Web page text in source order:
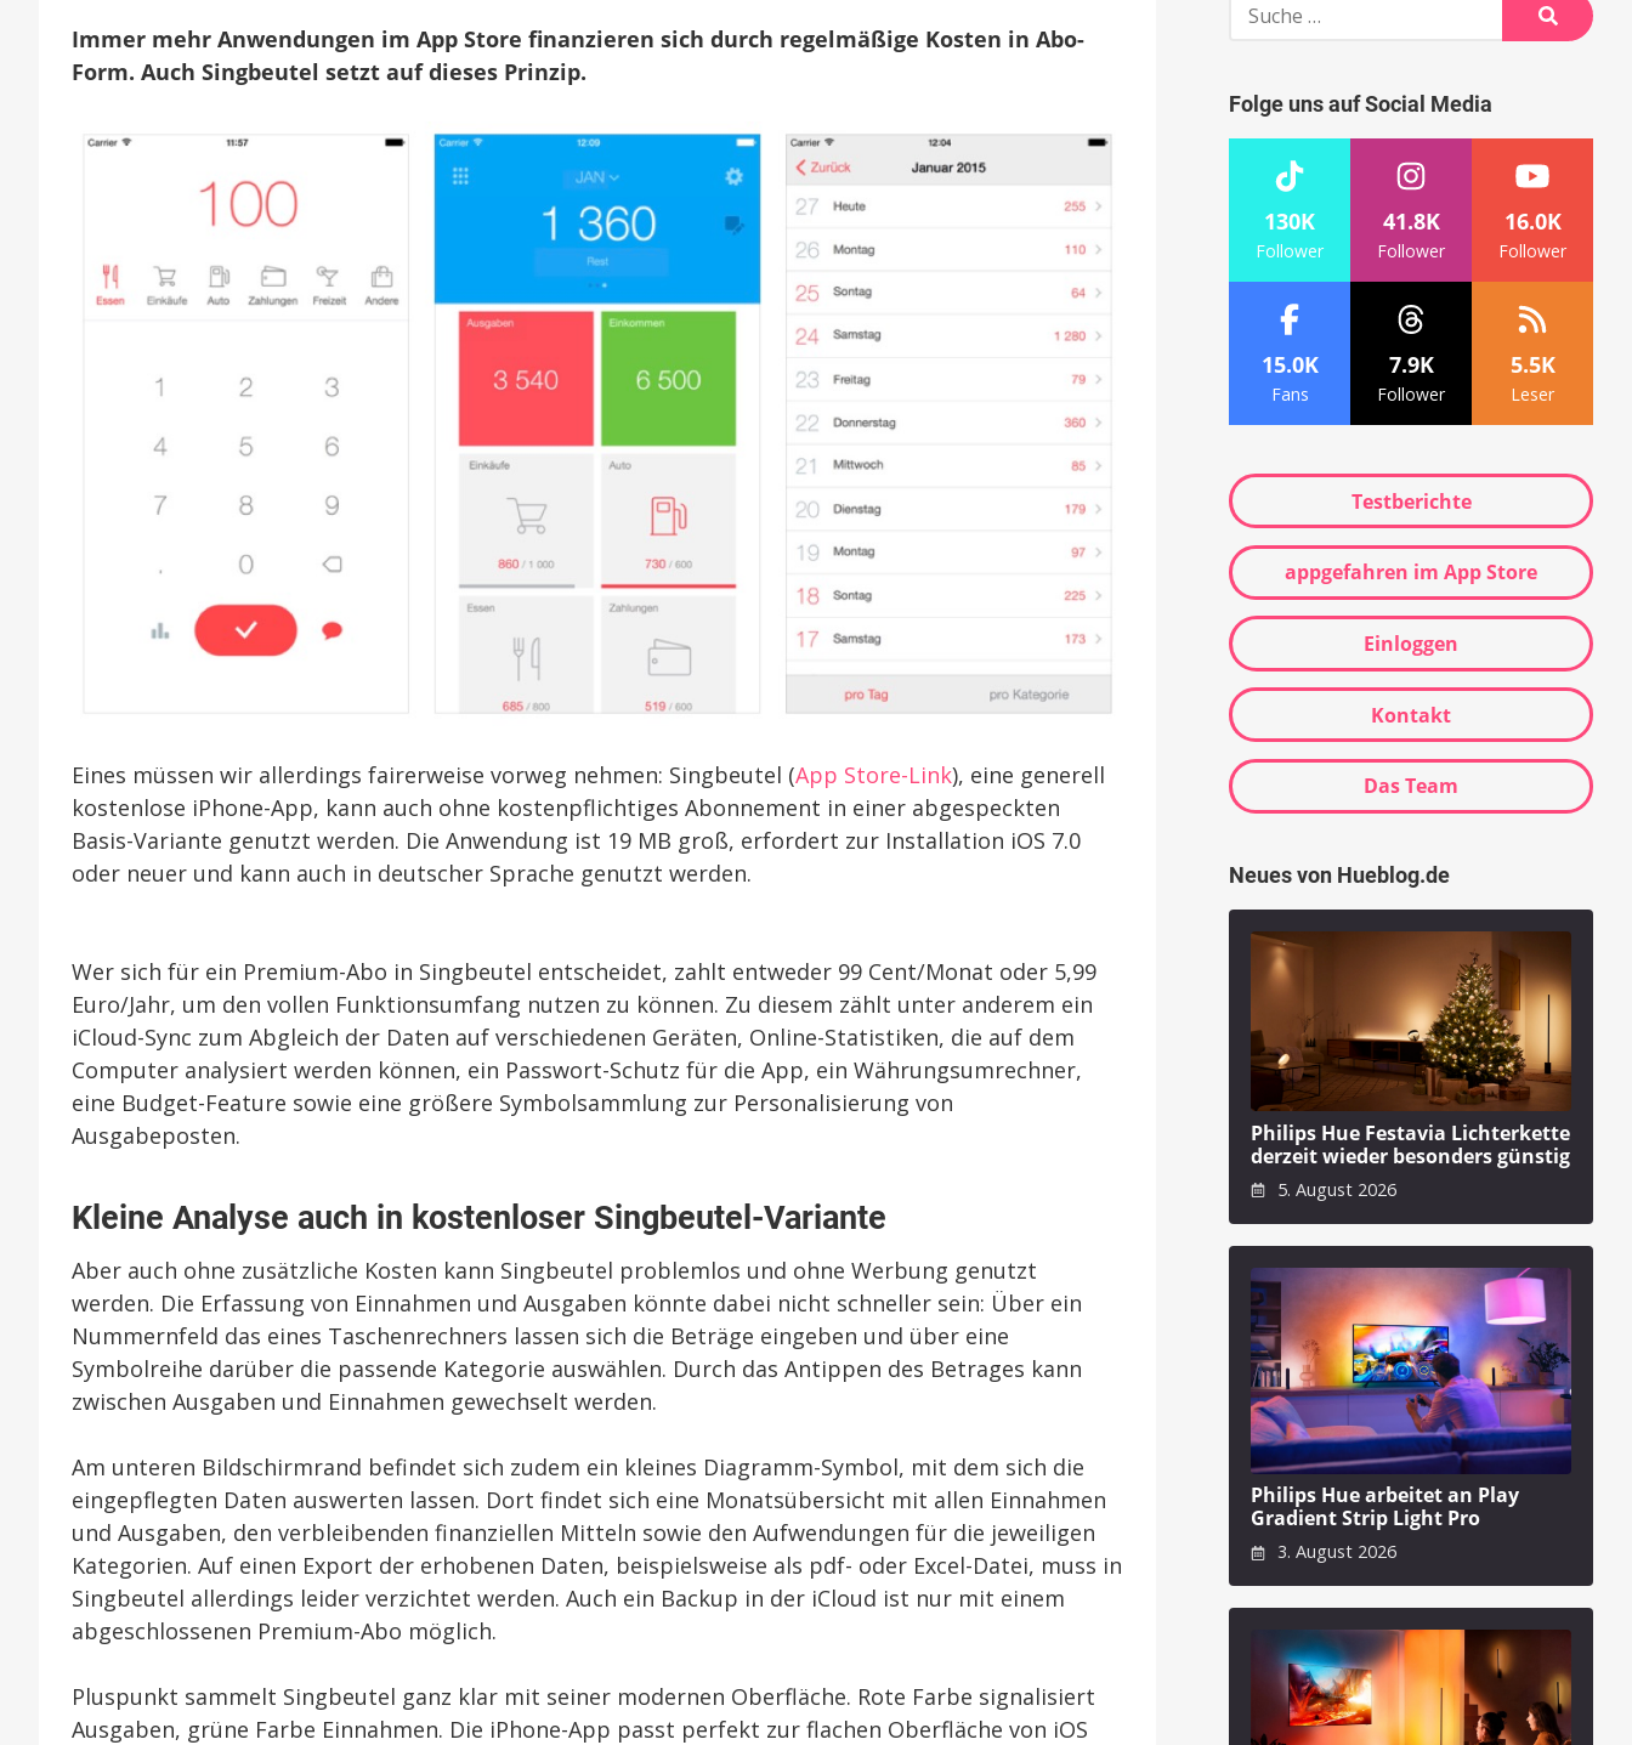
werden
Immer mehr Anwendungen im App Store finanzieren sich durch regelmäßige Kosten in Abo-
Form. Auch Singbeutel setzt auf dieses Prinzip.
Eines müssen wir allerdings fairerweise vorweg nehmen: Singbeutel (App Store-Link), eine generell
kostenlose iPhone-App, kann auch ohne kostenpflichtiges Abonnement in einer abgespeckten
Basis-Variante genutzt werden. Die Anwendung ist 19 MB groß, erfordert zur Installation iOS 7.0
oder neuer und kann auch in deutscher Sprache genutzt werden.
Wer sich für ein Premium-Abo in Singbeutel entscheidet, zahlt entweder 99 Cent/Monat oder 5,99
Euro/Jahr, um den vollen Funktionsumfang nutzen zu können. Zu diesem zählt unter anderem ein
iCloud-Sync zum Abgleich der Daten auf verschiedenen Geräten, Online-Statistiken, die auf dem
Computer analysiert werden können, ein Passwort-Schutz für die App, ein Währungsumrechner,
eine Budget-Feature sowie eine größere Symbolsammlung zur Personalisierung von
Ausgabeposten.
Kleine Analyse auch in kostenloser Singbeutel-Variante
Aber auch ohne zusätzliche Kosten kann Singbeutel problemlos und ohne Werbung genutzt
werden. Die Erfassung von Einnahmen und Ausgaben könnte dabei nicht schneller sein: Über ein
Nummernfeld das eines Taschenrechners lassen sich die Beträge eingeben und über eine
Symbolreihe darüber die passende Kategorie auswählen. Durch das Antippen des Betrages kann
zwischen Ausgaben und Einnahmen gewechselt werden.
Am unteren Bildschirmrand befindet sich zudem ein kleines Diagramm-Symbol, mit dem sich die
eingepflegten Daten auswerten lassen. Dort findet sich eine Monatsübersicht mit allen Einnahmen
und Ausgaben, den verbleibenden finanziellen Mitteln sowie den Aufwendungen für die jeweiligen
Kategorien. Auf einen Export der erhobenen Daten, beispielsweise als pdf- oder Excel-Datei, muss in
Singbeutel allerdings leider verzichtet werden. Auch ein Backup in der iCloud ist nur mit einem
abgeschlossenen Premium-Abo möglich.
Pluspunkt sammelt Singbeutel ganz klar mit seiner modernen Oberfläche. Rote Farbe signalisiert
Ausgaben, grüne Farbe Einnahmen. Die iPhone-App passt perfekt zur flachen Oberfläche von iOS
Suche
Folge uns auf Social Media
130K
Follower
41.8K
Follower
16.0K
Follower
15.0K
Fans
7.9K
Follower
5.5K
Leser
Testberichte
appgefahren im App Store
Einloggen
Kontakt
Das Team
Neues von Hueblog.de
Philips Hue Festavia Lichterkette
derzeit wieder besonders günstig
5. August 2026
Philips Hue arbeitet an Play
Gradient Strip Light Pro
3. August 2026